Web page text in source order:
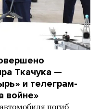
Ткачука —
и телеграм-
войне»